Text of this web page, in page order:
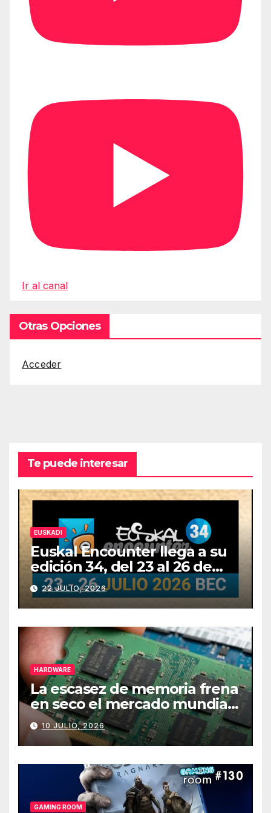
Ir al canal
Otras Opciones
Acceder
Te puede interesar
EUSKADI
Euskal Encounter llega a su
edición 34, del 23 al 26 de
julio
22 JULIO, 2026
HARDWARE
La escasez de memoria frena
en seco el mercado mundial
de PCs
10 JULIO, 2026
GAMING ROOM